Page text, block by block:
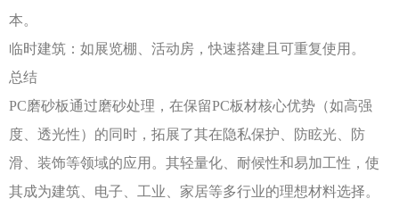
本。
临时建筑：如展览棚、活动房，快速搭建且可重复使用。
总结
PC磨砂板通过磨砂处理，在保留PC板材核心优势（如高强
度、透光性）的同时，拓展了其在隐私保护、防眩光、防
滑、装饰等领域的应用。其轻量化、耐候性和易加工性，使
其成为建筑、电子、工业、家居等多行业的理想材料选择。